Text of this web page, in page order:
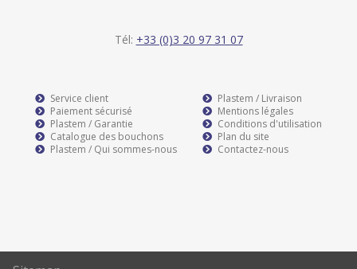
Tél: +33 (0)3 20 97 31 07
Service client
Paiement sécurisé
Plastem / Garantie
Catalogue des bouchons
Plastem / Qui sommes-nous
Plastem / Livraison
Mentions légales
Conditions d'utilisation
Plan du site
Contactez-nous